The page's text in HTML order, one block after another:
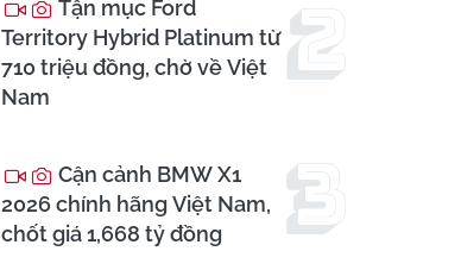
Tận mục Ford
Territory Hybrid Platinum từ
710 triệu đồng, chờ về Việt
Nam
Cận cảnh BMW X1
2026 chính hãng Việt Nam,
chốt giá 1,668 tỷ đồng